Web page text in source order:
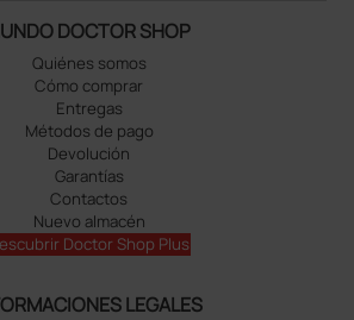
DOCTOR SHOP
Quiénes somos
Cómo comprar
Entregas
Métodos de pago
Devolución
Garantías
Contactos
Nuevo almacén
Doctor Shop Plus
LEGALES